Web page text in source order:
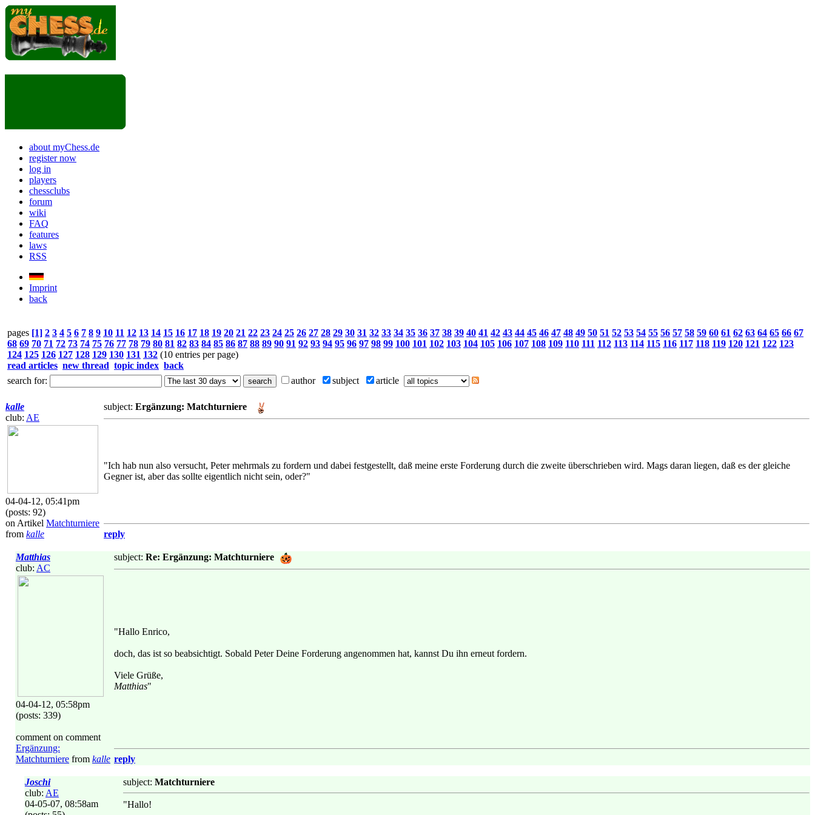
about myChess.de
register now
log in
players
chessclubs
forum
wiki
FAQ
features
laws
RSS
Imprint
back
pages [1] 2 3 4 5 6 7 8 9 10 11 12 13 14 15 16 17 18 19 20 21 22 23 24 25 26 27 28 29 30 31 32 33 34 35 36 37 38 39 40 41 42 43 44 45 46 47 48 49 50 51 52 53 54 55 56 57 58 59 60 61 62 63 64 65 66 67
68 69 70 71 72 73 74 75 76 77 78 79 80 81 82 83 84 85 86 87 88 89 90 91 92 93 94 95 96 97 98 99 100 101 102 103 104 105 106 107 108 109 110 111 112 113 114 115 116 117 118 119 120 121 122 123
124 125 126 127 128 129 130 131 132 (10 entries per page)
read articles new thread topic index back
search for:
author subject article
kalle
club: AE
04-04-12, 05:41pm
(posts: 92)
on Artikel Matchturniere
from kalle
subject: Ergänzung: Matchturniere
"Ich hab nun also versucht, Peter mehrmals zu fordern und dabei festgestellt, daß meine erste Forderung durch die zweite überschrieben wird. Mags daran liegen, daß es der gleiche
Gegner ist, aber das sollte eigentlich nicht sein, oder?"
reply
Matthias
club: AC
04-04-12, 05:58pm
(posts: 339)
comment on comment
Ergänzung:
Matchturniere from kalle
subject: Re: Ergänzung: Matchturniere
"Hallo Enrico,
doch, das ist so beabsichtigt. Sobald Peter Deine Forderung angenommen hat, kannst Du ihn erneut fordern.
Viele Grüße,
Matthias"
reply
Joschi
club: AE
04-05-07, 08:58am
subject: Matchturniere
"Hallo!